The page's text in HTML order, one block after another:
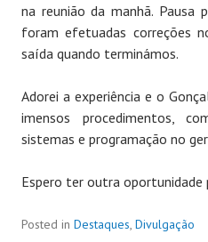
na reunião da manhã. Pausa
foram efetuadas correções
saída quando terminámos.
Adorei a experiência e o
imensos procedimentos,
sistemas e programação no
Espero ter outra
Posted in Destaques, Divulgação